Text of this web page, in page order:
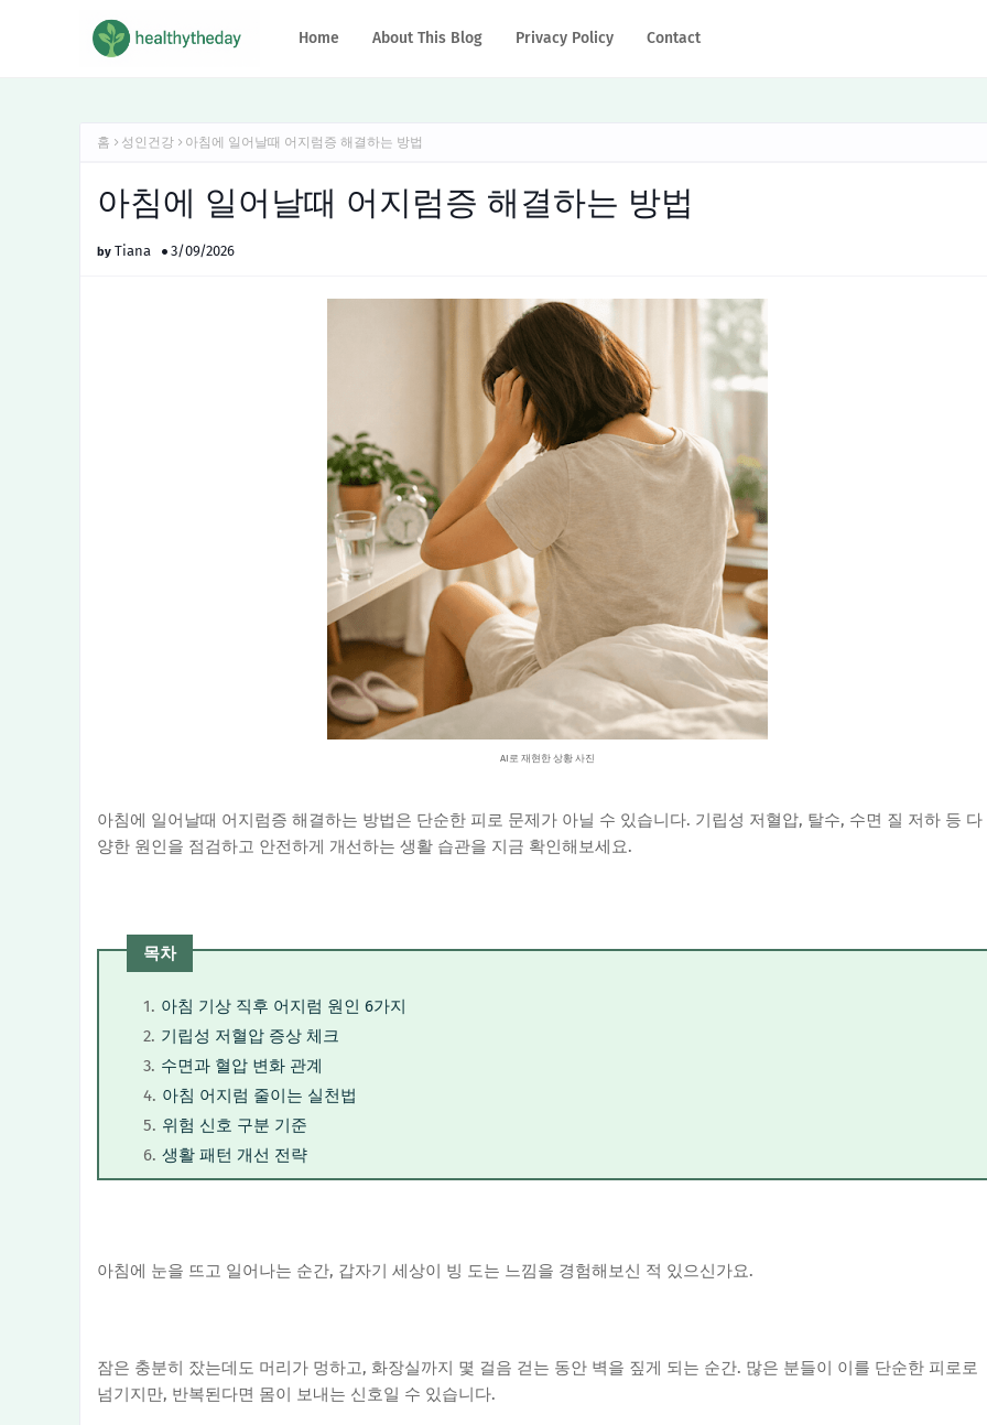
Home About This Blog Privacy Policy Contact
홈 성인건강 아침에 일어날때 어지럼증 해결하는 방법
아침에 일어날때 어지럼증 해결하는 방법
Tiana 3/09/2026
AI로 재현한 상황 사진
아침에 일어날때 어지럼증 해결하는 방법은 단순한 피로 문제가 아닐 수 있습니다. 기립성 저혈압, 탈수, 수면 질 저하 등 다
양한 원인을 점검하고 안전하게 개선하는 생활 습관을 지금 확인해보세요.
목차
아침 기상 직후 어지럼 원인 6가지
기립성 저혈압 증상 체크
수면과 혈압 변화 관계
아침 어지럼 줄이는 실천법
위험 신호 구분 기준
생활 패턴 개선 전략
아침에 눈을 뜨고 일어나는 순간, 갑자기 세상이 빙 도는 느낌을 경험해보신 적 있으신가요.
잠은 충분히 잤는데도 머리가 멍하고, 화장실까지 몇 걸음 걷는 동안 벽을 짚게 되는 순간. 많은 분들이 이를 단순한 피로로
넘기지만, 반복된다면 몸이 보내는 신호일 수 있습니다.